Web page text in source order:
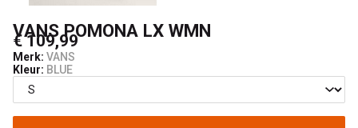
VANS POMONA LX WMN
€ 109,99
Merk: VANS
Kleur: BLUE